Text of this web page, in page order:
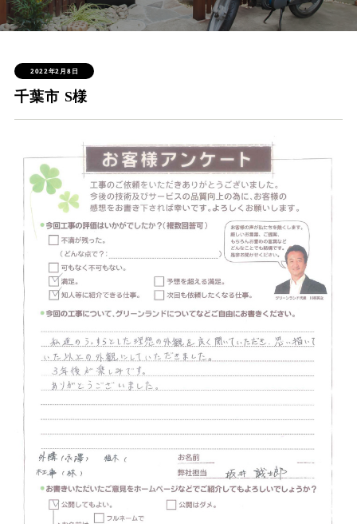
よくある質問
会社概要
スタッフ紹介
プライバシーポリシー
サイトマップ
採用情報
2022年2月8日
千葉市 S様